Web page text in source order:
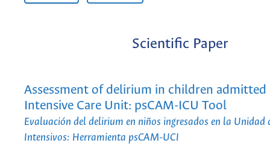
Scientific Paper
Assessment of delirium in children
Intensive Care Unit: psCAM-ICU Tool
Evaluación del delirium en niños ingresados en la Unidad
Intensivos: Herramienta psCAM-UCI